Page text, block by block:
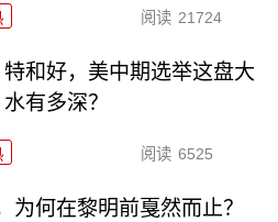
阅读 21724
特和好，美中期选举这盘大
有多深？
阅读 6525
为何在黎明前戛然而止？